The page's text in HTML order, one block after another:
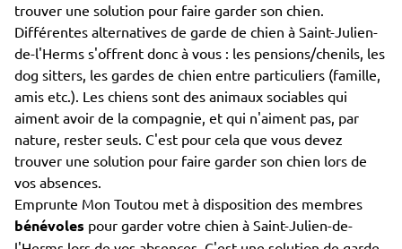
trouver une solution pour faire garder son chien.
Différentes alternatives de garde de chien à Saint-Julien-
de-l'Herms s'offrent donc à vous : les pensions/chenils, les
dog sitters, les gardes de chien entre particuliers (famille,
amis etc.). Les chiens sont des animaux sociables qui
aiment avoir de la compagnie, et qui n'aiment pas, par
nature, rester seuls. C'est pour cela que vous devez
trouver une solution pour faire garder son chien lors de
vos absences.
Emprunte Mon Toutou met à disposition des membres
bénévoles pour garder votre chien à Saint-Julien-de-